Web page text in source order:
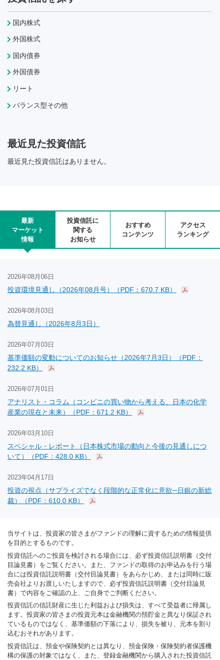
国内株式
外国株式
国内債券
外国債券
リート
バランス型その他
最近見た投資信託
最近見た投資信託はありません。
最新
マーケット
情報
投資信託に
関する
お知らせ
おすすめ
コンテンツ
アクセス
ランキング
2026年08月06日
投資環境見通し（2026年08月号）（PDF：670.7 KB）
2026年08月03日
為替見通し（2026年8月3日）
2026年07月03日
基準価額の変動についてのお知らせ（2026年7月3日）（PDF：
232.2 KB）
2026年07月01日
アナリスト・コラム（コンビニの買い物から考える、日本の化学
産業の現在と未来）（PDF：671.2 KB）
2026年03月10日
スペシャル・レポート（日本株式市場の動向と今後の見通しにつ
いて）（PDF：428.0 KB）
2023年04月17日
投資の視点（サプライズでなく段階的な正常化に意欲─日銀の新総
裁）（PDF：610.0 KB）
当サイトは、投資家の皆さまがファンドの理解に資するための情報提供
を目的とするものです。
投資信託へのご投資を検討される場合には、必ず投資信託説明書（交付
目論見書）をご覧ください。また、ファンドの取得のお申込みを行う場
合には投資信託説明書（交付目論見書）をあらかじめ、または同時に販
売会社よりお渡しいたしますので、必ず投資信託説明書（交付目論見
書）で内容をご確認の上、ご自身でご判断ください。
投資信託の信託財産に生じた利益および損失は、すべて受益者に帰属し
ます。投資家の皆さまの投資元本は金融機関の預貯金と異なり保証され
ているものではなく、基準価額の下落により、損失を被り、元本を割り
込むおそれがあります。
投資信託は、預金や保険契約とは異なり、預金保険・保険契約者保護機
構の保護の対象ではなく、また、登録金融機関から購入された投資信託